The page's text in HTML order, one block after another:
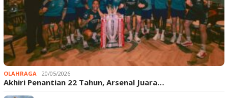
OLAHRAGA 20/05/2026
Akhiri Penantian 22 Tahun, Arsenal Juara…